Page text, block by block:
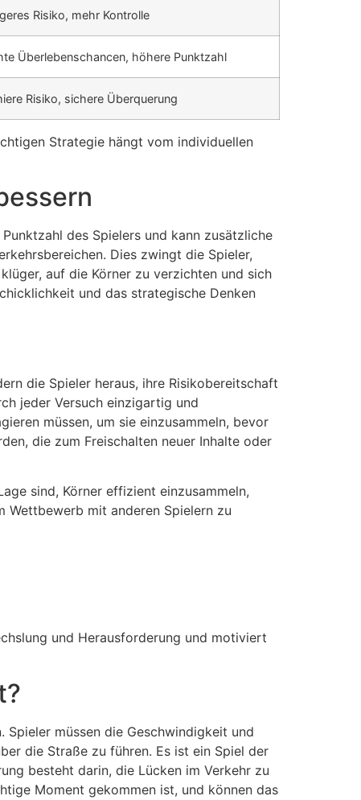
Risiko, mehr Kontrolle
Überlebenschancen, höhere Punktzahl
Risiko, sichere Überquerung
Strategie hängt vom individuellen
des Spielers und kann zusätzliche
Dies zwingt die Spieler,
auf die Körner zu verzichten und sich
und das strategische Denken
die Spieler heraus, ihre Risikobereitschaft
jeder Versuch einzigartig und
müssen, um sie einzusammeln, bevor
die zum Freischalten neuer Inhalte oder
sind, Körner effizient einzusammeln,
Wettbewerb mit anderen Spielern zu
und Herausforderung und motiviert
müssen die Geschwindigkeit und
die Straße zu führen. Es ist ein Spiel der
besteht darin, die Lücken im Verkehr zu
Moment gekommen ist, und können das